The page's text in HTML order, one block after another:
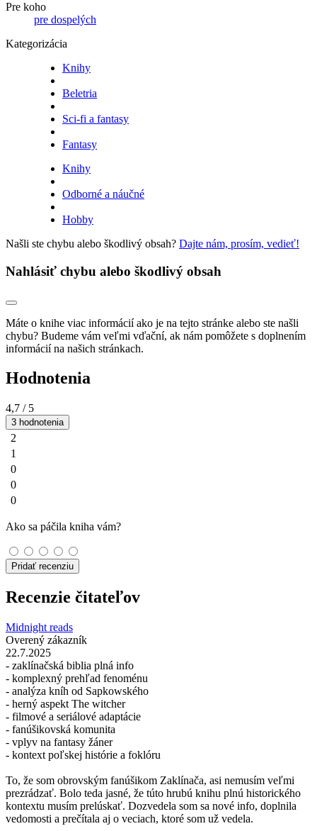
Pre koho
pre dospelých
Kategorizácia
Knihy
Beletria
Sci-fi a fantasy
Fantasy
Knihy
Odborné a náučné
Hobby
Našli ste chybu alebo škodlivý obsah? Dajte nám, prosím, vedieť!
Nahlásiť chybu alebo škodlivý obsah
Máte o knihe viac informácií ako je na tejto stránke alebo ste našli
chybu? Budeme vám veľmi vďační, ak nám pomôžete s doplnením
informácií na našich stránkach.
Hodnotenia
4,7 / 5
3 hodnotenia
2
1
0
0
0
Ako sa páčila kniha vám?
Pridať recenziu
Recenzie čitateľov
Midnight reads
Overený zákazník
22.7.2025
- zaklínačská biblia plná info
- komplexný prehľad fenoménu
- analýza kníh od Sapkowského
- herný aspekt The witcher
- filmové a seriálové adaptácie
- fanúšikovská komunita
- vplyv na fantasy žáner
- kontext poľskej histórie a foklóru
To, že som obrovským fanúšikom Zaklínača, asi nemusím veľmi
prezrádzať. Bolo teda jasné, že túto hrubú knihu plnú historického
kontextu musím prelúskať. Dozvedela som sa nové info, doplnila
vedomosti a prečítala aj o veciach, ktoré som už vedela.